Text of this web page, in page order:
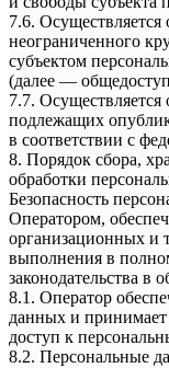
7.6.
неограниченного
субъектом
(далее —
7.7.
подлежащих
в соответствии с
8. Порядок сбора,
обработки
Безопасность
Оператором,
организационных и
выполнения в
законодательства в
8.1. Оператор
данных и
доступ к
8.2. Персональные